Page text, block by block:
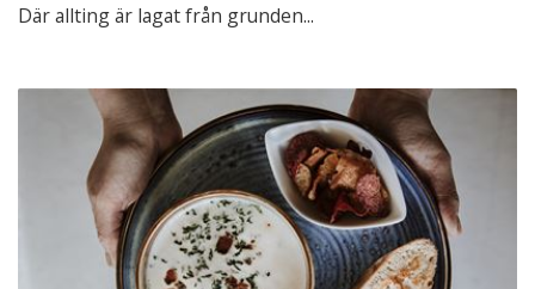
Där allting är lagat från grunden...